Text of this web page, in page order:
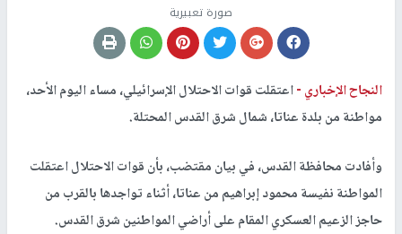
صورة تعبيرية
النجاح الإخباري -اعتقلت قوات الاحتلال الإسرائيلي، مساء اليوم الأحد،
مواطنة من بلدة عناتا، شمال شرق القدس المحتلة.
وأفادت محافظة القدس، في بيان مقتضب، بأن قوات الاحتلال اعتقلت
المواطنة نفيسة محمود إبراهيم من عناتا، أثناء تواجدها بالقرب من
حاجز الزعيم العسكري المقام على أراضي المواطنين شرق القدس.